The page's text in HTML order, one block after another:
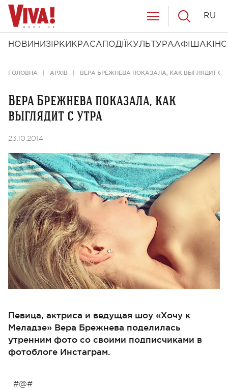
НОВИНИ ЗІРКИ КРАСА ПОДІЇ КУЛЬТУРААФІША КІНО
RU
ГОЛОВНА АРХІВ ВЕРА БРЕЖНЕВА ПОКАЗАЛА, КАК ВЫГЛЯДИТ С
Вера Брежнева показала, как
выглядит с утра
23.10.2014
Певица, актриса и ведущая шоу «Хочу к
Меладзе» Вера Брежнева поделилась
утренним фото со своими подписчиками в
фотоблоге Инстаграм.
#@#